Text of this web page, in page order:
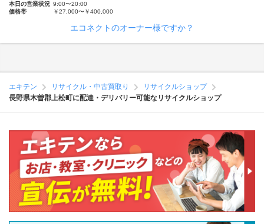
本日の営業状況 9:00〜20:00
価格帯
￥27,000〜￥400,000
エコネクトのオーナー様ですか？
エキテン リサイクル・中古買取り
リサイクルショップ
長野県木曽郡上松町に配達・デリバリー可能なリサイクルショップ